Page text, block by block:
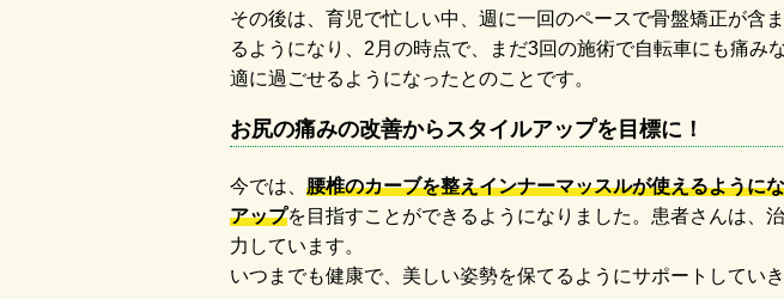
その後は、育児で忙しい中、週に一回のペースで骨盤矯正が含
るようになり、2月の時点で、まだ3回の施術で自転車にも痛
適に過ごせるようになったとのことです。
お尻の痛みの改善からスタイルアップを目標に！
今では、 腰椎のカーブを整えインナーマッスルが使えるように
アップを目指すことができるようになりました。患者さんは、
力しています。
いつまでも健康で、美しい姿勢を保てるようにサポートしてい